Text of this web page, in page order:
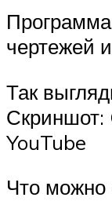
чертежей
Так
Скриншот:
YouTube
Что можно